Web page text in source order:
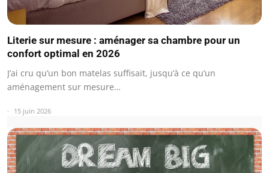
Literie sur mesure : aménager sa chambre pour un
confort optimal en 2026
J’ai cru qu’un bon matelas suffisait, jusqu’à ce qu’un
aménagement sur mesure…
15 juin 2026